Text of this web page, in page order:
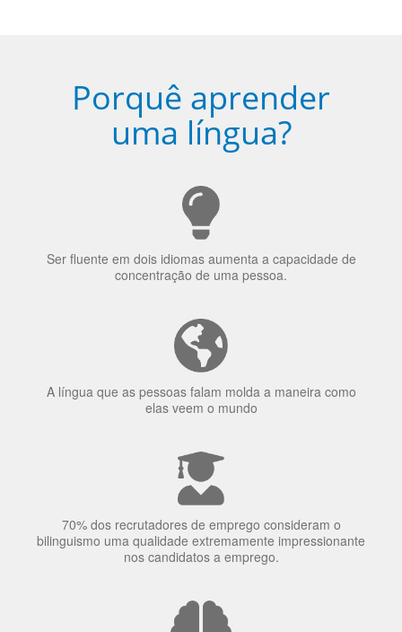
Porquê aprender
uma língua?
concentração de uma pessoa.
elas veem o mundo
70% dos recrutadores de emprego consideram o
nos candidatos a emprego.